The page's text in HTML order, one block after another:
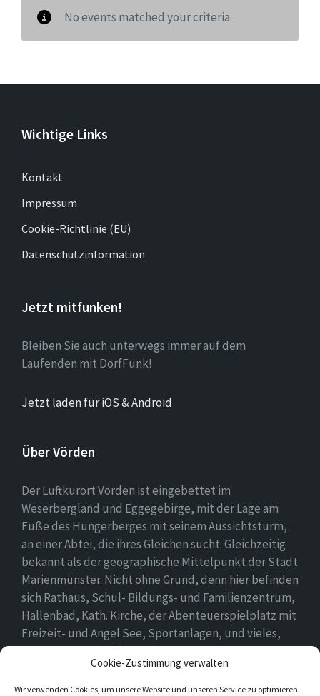
Cookie-Zustimmung verwalten
Wir verwenden Cookies, um unsere Website und unseren Service zu optimieren.
No events matched your criteria
Wichtige Links
Kontakt
Impressum
Cookie-Richtlinie (EU)
Datenschutzinformation
Jetzt mitfunken!
Bleiben Sie auch unterwegs immer auf dem
Laufenden mit DorfFunk!
Jetzt laden für iOS & Android
Über Vörden
Der Luftkurort Vörden ist eingebettet im
Weserbergland und Eggegebirge, mit der Lage am
Fuße des Hungerberges mit seinem Aussichtsturm,
an einer Abtei, die ihres Gleichen sucht. Gleichzeitig
bekannt als der geographische Mittelpunkt der Stadt
Marienmünster. Nicht ohne Grund, denn hier befinden
sich Rathaus, Schul- Bildungs- und Familienzentrum,
Hallenbad, Kath. Kirche, der Abenteuerspielplatz mit
Freizeit- und Angel See, Sportanlagen, und vieles,
vieles mehr. Einen Überblick findet ihr hier auf
unserer Webseite..